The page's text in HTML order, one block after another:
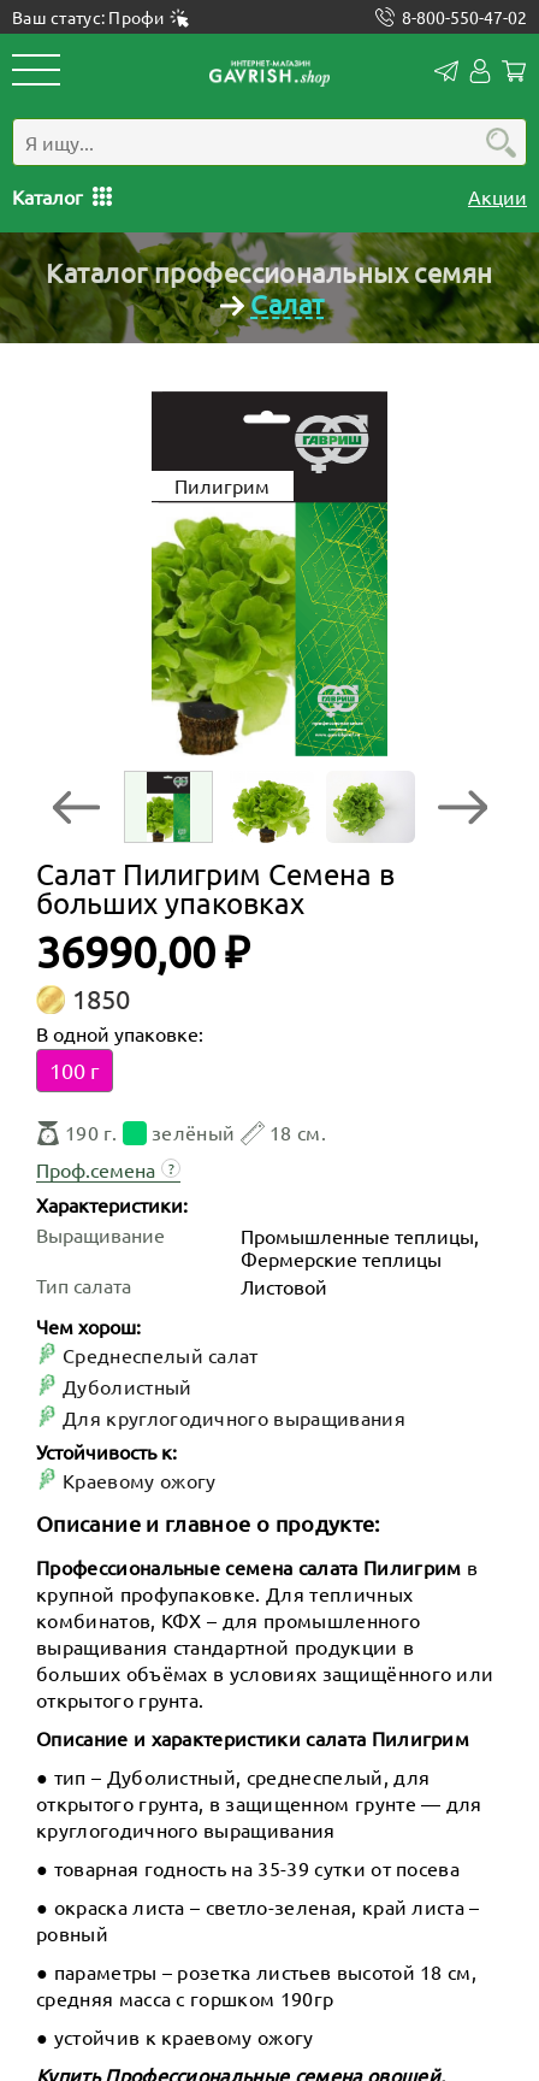
Ваш статус: Профи 8-800-550-47-02
Каталог Акции
Каталог профессиональных семян
Салат
Пилигрим
Салат Пилигрим Семена в
больших упаковках
36990,00 ₽
1850
В одной упаковке:
100 г
190 г. зелёный
18 см.
Проф.семена
?
Характеристики:
Выращивание
Промышленные теплицы,
Фермерские теплицы
Тип салата
Листовой
Чем хорош:
Среднеспелый салат
Дуболистный
Для круглогодичного выращивания
Устойчивость к:
Краевому ожогу
Описание и главное о продукте:
Профессиональные семена салата Пилигрим в
крупной профупаковке. Для тепличных
комбинатов, КФХ – для промышленного
выращивания стандартной продукции в
больших объёмах в условиях защищённого или
открытого грунта.
Описание и характеристики салата Пилигрим
● тип – Дуболистный, среднеспелый, для
открытого грунта, в защищенном грунте — для
круглогодичного выращивания
● товарная годность на 35-39 сутки от посева
● окраска листа – светло-зеленая, край листа –
ровный
● параметры – розетка листьев высотой 18 см,
средняя масса с горшком 190гр
● устойчив к краевому ожогу
Купить Профессиональные семена овощей,